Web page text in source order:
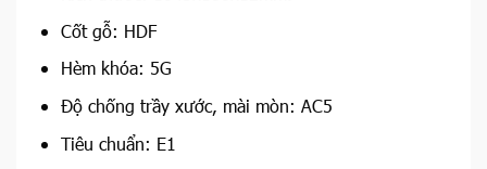
Cốt gỗ: HDF
Hèm khóa: 5G
Độ chống trầy xước, mài mòn: AC5
Tiêu chuẩn: E1